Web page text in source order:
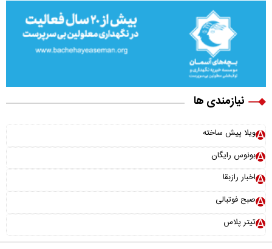
نیازمندی ها
ویلا پیش ساخته
بونوس رایگان
اخبار رازبقا
صبح فوتبالی
تیتر پلاس
×
نقش سامانه دفاع موشکی «اچ کیو ۹» در امنیت ملی کشور